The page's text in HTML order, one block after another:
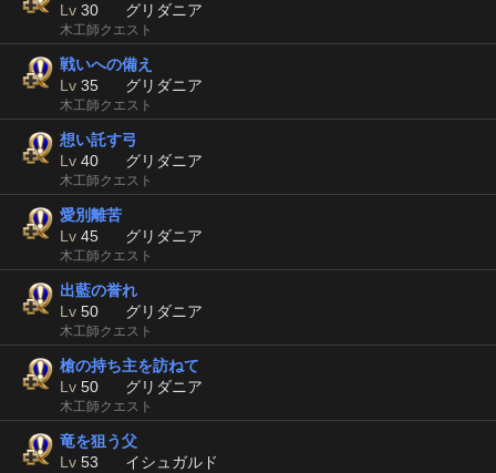
Lv 30 グリダニア
木工師クエスト
戦いへの備え
Lv 35 グリダニア
木工師クエスト
想い託す弓
Lv 40 グリダニア
木工師クエスト
愛別離苦
Lv 45 グリダニア
木工師クエスト
出藍の誉れ
Lv 50 グリダニア
木工師クエスト
槍の持ち主を訪ねて
Lv 50 グリダニア
木工師クエスト
竜を狙う父
Lv 53 イシュガルド